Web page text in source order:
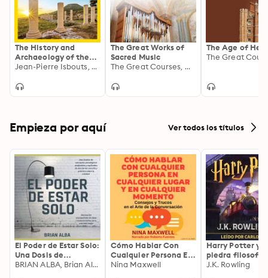
The History and
Archaeology of the
Bible
Jean-Pierre Isbouts, The Great Courses
The Great Works of
Sacred Music
The Great Courses, Charles Edward McGuire
The Age of
Empieza por aquí Ver todos los títulos
El Poder de Estar Solo:
Una Dosis de
Motivación
BRIAN ALBA, Brian Alba
Cómo Hablar Con
Cualquier Persona En
Cualquier Lugar Y En
Nina Maxwell
Harry Potter y
piedra filosofal
J.K. Rowling